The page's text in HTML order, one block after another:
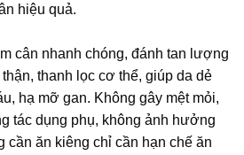
hiệu quả.
cân nhanh chóng, đánh tan lượng
thanh lọc cơ thể, giúp da dẻ
hạ mỡ gan. Không gây mệt mỏi,
tác dụng phụ, không ảnh hưởng
cần ăn kiêng chỉ cần hạn chế ăn